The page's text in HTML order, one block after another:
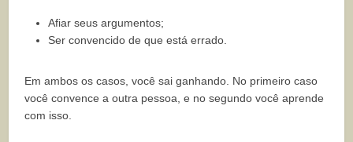
Afiar seus argumentos;
Ser convencido de que está errado.
Em ambos os casos, você sai ganhando. No primeiro caso
você convence a outra pessoa, e no segundo você aprende
com isso.